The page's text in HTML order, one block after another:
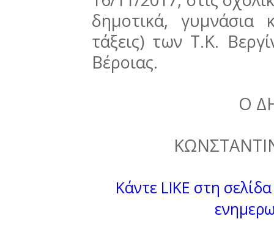
δημοτικά, γυμνάσια
τάξεις) των Τ.Κ.
Βέροιας.
Ο
Κάντε LIKE στη